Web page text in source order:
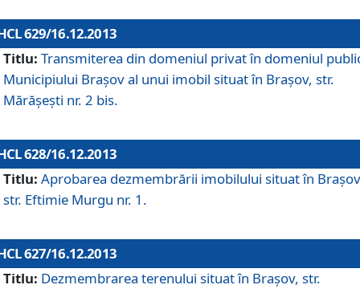
629/16.12.2013
Titlu: Transmiterea din domeniul privat în domeniul
Municipiului Braşov al unui imobil situat în Braşov, str.
Mărăşeşti nr. 2 bis.
628/16.12.2013
Titlu: Aprobarea dezmembrării imobilului situat în
str. Eftimie Murgu nr. 1.
627/16.12.2013
Titlu: Dezmembrarea terenului situat în Braşov, str.